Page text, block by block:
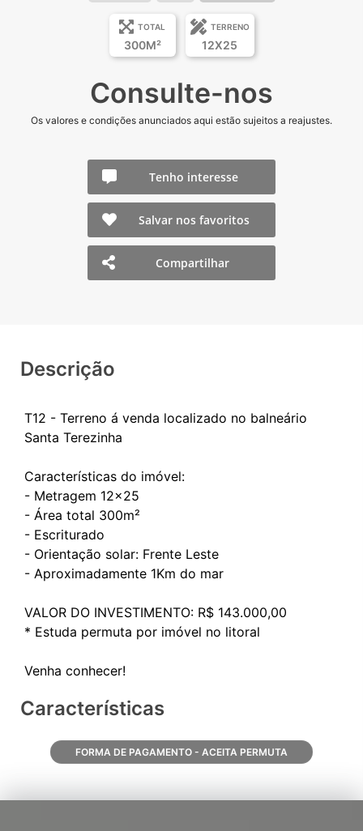
TOTAL
300M²
TERRENO
12X25
Consulte-nos
Os valores e condições anunciados aqui estão sujeitos a reajustes.
Tenho interesse
Salvar nos favoritos
Compartilhar
Descrição
T12 - Terreno á venda localizado no balneário
Santa Terezinha
Características do imóvel:
- Metragem 12x25
- Área total 300m²
- Escriturado
- Orientação solar: Frente Leste
- Aproximadamente 1Km do mar
VALOR DO INVESTIMENTO: R$ 143.000,00
* Estuda permuta por imóvel no litoral
Características
FORMA DE PAGAMENTO - ACEITA PERMUTA